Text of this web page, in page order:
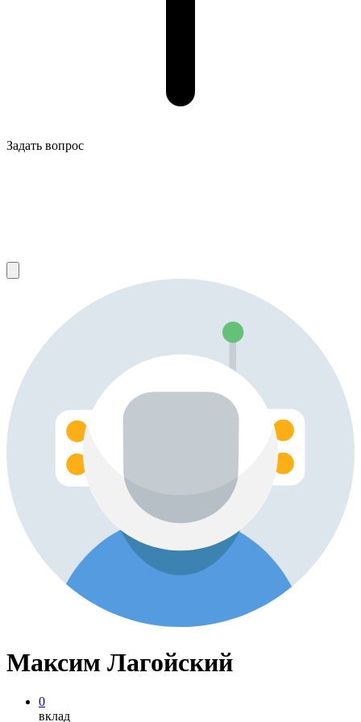
Задать вопрос
Максим Лагойский
0
вклад